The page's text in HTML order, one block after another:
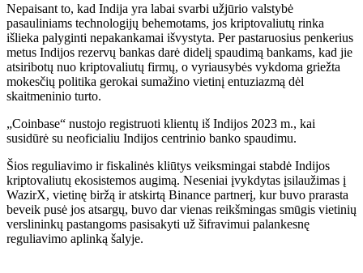
Nepaisant to, kad Indija yra labai svarbi užjūrio valstybė
pasauliniams technologijų behemotams, jos kriptovaliutų rinka
išlieka palyginti nepakankamai išvystyta. Per pastaruosius penkerius
metus Indijos rezervų bankas darė didelį spaudimą bankams, kad jie
atsiribotų nuo kriptovaliutų firmų, o vyriausybės vykdoma griežta
mokesčių politika gerokai sumažino vietinį entuziazmą dėl
skaitmeninio turto.
„Coinbase“ nustojo registruoti klientų iš Indijos 2023 m., kai
susidūrė su neoficialiu Indijos centrinio banko spaudimu.
Šios reguliavimo ir fiskalinės kliūtys veiksmingai stabdė Indijos
kriptovaliutų ekosistemos augimą. Neseniai įvykdytas įsilaužimas į
WazirX, vietinę biržą ir atskirtą Binance partnerį, kur buvo prarasta
beveik pusė jos atsargų, buvo dar vienas reikšmingas smūgis vietinių
verslininkų pastangoms pasisakyti už šifravimui palankesnę
reguliavimo aplinką šalyje.